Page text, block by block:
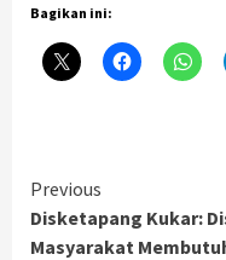
Bagikan ini:
Continue
Reading
Previous
Disketapang Kukar:
Masyarakat